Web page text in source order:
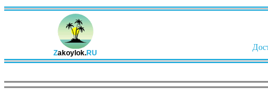
Zakoylok.RU